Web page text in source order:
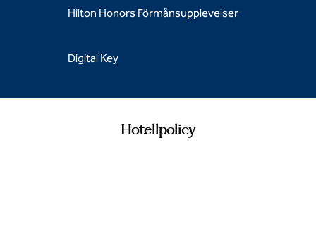
Hilton Honors Förmånsupplevelser
Digital Key
Hotellpolicy